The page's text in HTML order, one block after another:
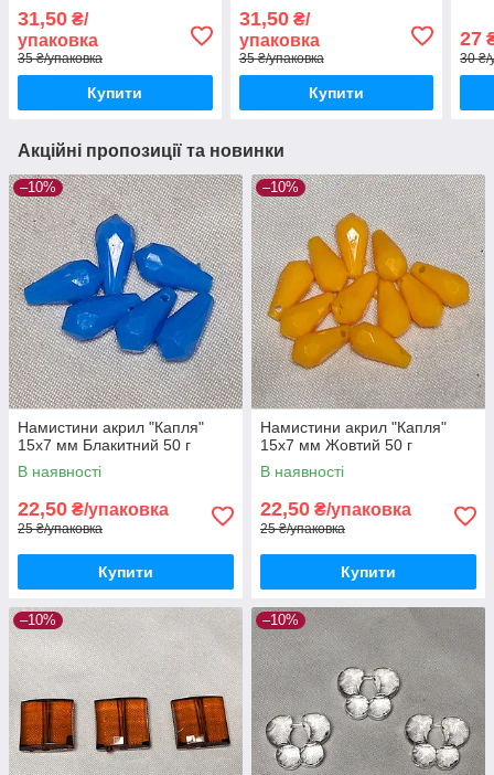
31,50 ₴/
упаковка
35 ₴/упаковка
Купити
31,50₴/
упаковка
35 ₴/упаковка
Купити
27
30 ₴/
Акційні пропозиції та новинки
–10%
Намистини акрил "Капля"
15х7 мм Блакитний 50 г
В наявності
22,50 ₴/упаковка
25 ₴/упаковка
Купити
–10%
Намистини акрил "Капля"
15х7 мм Жовтий 50 г
В наявності
22,50 ₴/упаковка
25 ₴/упаковка
Купити
–10% –10%